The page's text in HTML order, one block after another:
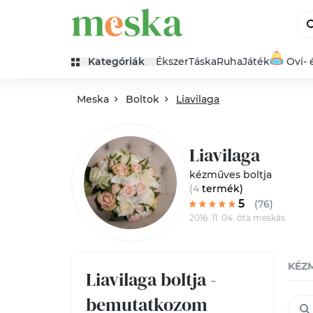
Kategóriák ÉkszerTáskaRuhaJáték Ovi-
Meska Boltok Liavilaga
Liavilaga
kézműves boltja
(4 termék)
5 (76)
2016. 11. 04. óta meskás
Liavilaga boltja -
bemutatkozom